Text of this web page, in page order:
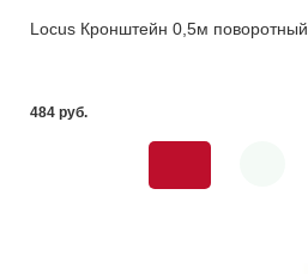
Locus Кронштейн 0,5м поворотный
484 pуб.